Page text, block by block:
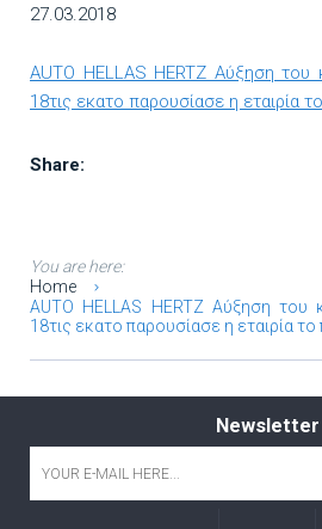
27.03.2018
AUTO HELLAS HERTZ Αύξηση του
18τις εκατο παρουσίασε η εταιρία
Share:
You are here:
Home
AUTO HELLAS HERTZ Αύξηση του
18τις εκατο παρουσίασε η εταιρία
Newsletter